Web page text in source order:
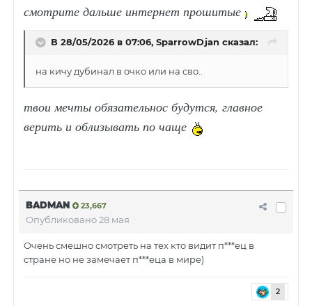
смотрите дальше интернет прошитые
В 28/05/2026 в 07:06, SparrowDjan сказал:
на кичу дубинал в очко или на сво..
твои мечты обязательнос будутся, главное
верить и облизывать по чаще
BADMAN 23,667
Опубликовано28 мая
Очень смешно смотреть на тех кто видит п***ец в
стране но не замечает п***еца в мире)
2